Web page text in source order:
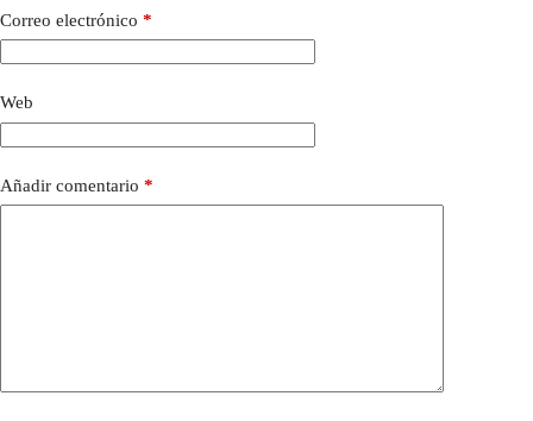
Correo electrónico *
Web
Añadir comentario *